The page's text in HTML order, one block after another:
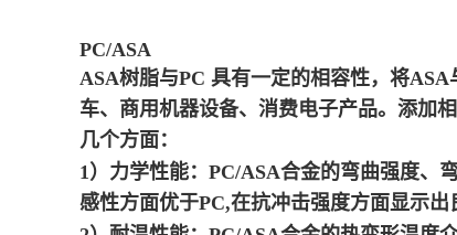
PC/ASA
ASA树脂与PC 具有一定的相容性，将
车、商用机器设备、消费电子产品。添加
几个方面：
1）力学性能：PC/ASA合金的弯曲强度、
感性方面优于PC,在抗冲击强度方面显示